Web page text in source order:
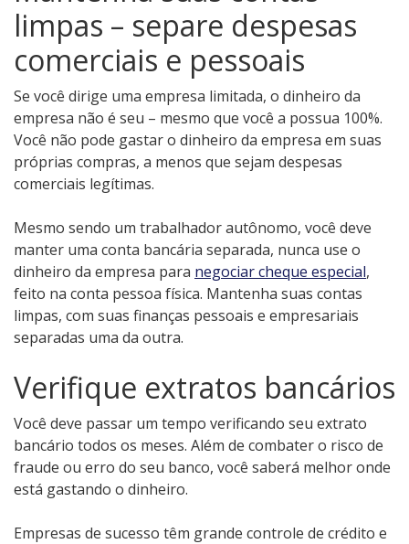
limpas – separe despesas
comerciais e pessoais
Se você dirige uma empresa limitada, o dinheiro da
empresa não é seu – mesmo que você a possua 100%.
Você não pode gastar o dinheiro da empresa em suas
próprias compras, a menos que sejam despesas
comerciais legítimas.
Mesmo sendo um trabalhador autônomo, você deve
manter uma conta bancária separada, nunca use o
dinheiro da empresa para negociar cheque especial,
feito na conta pessoa física. Mantenha suas contas
limpas, com suas finanças pessoais e empresariais
separadas uma da outra.
Verifique extratos bancários
Você deve passar um tempo verificando seu extrato
bancário todos os meses. Além de combater o risco de
fraude ou erro do seu banco, você saberá melhor onde
está gastando o dinheiro.
Empresas de sucesso têm grande controle de crédito e